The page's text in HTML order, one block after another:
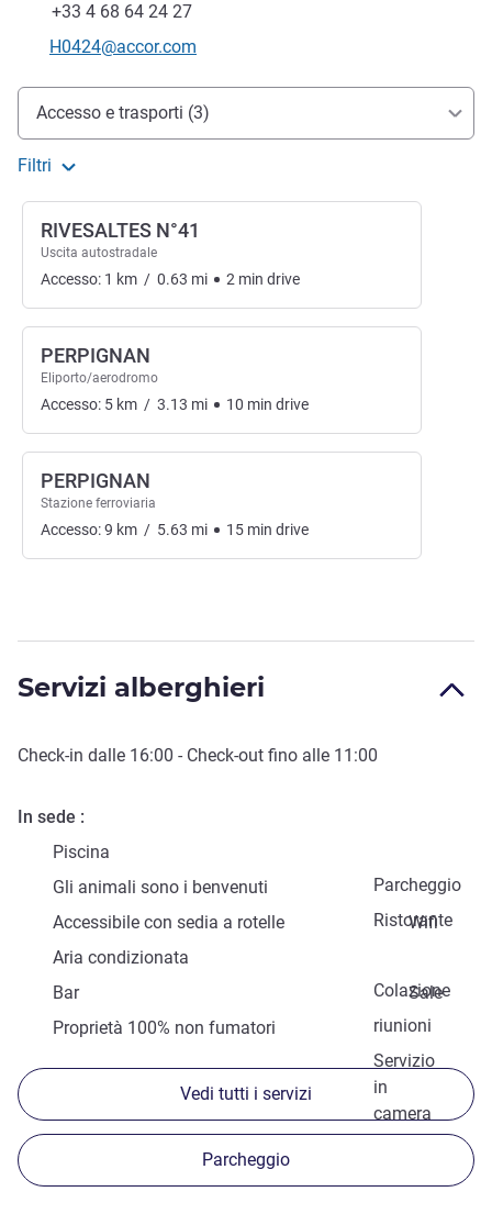
Fax
+33 4 68 64 24 27
E-mail di contatto
H0424@accor.com
Accesso e trasporti
Accesso e trasporti (3)
Filtri
RIVESALTES N°41
Uscita autostradale
Accesso: 1 km / 0.63 mi 2 min drive
PERPIGNAN
Eliporto/aerodromo
Accesso: 5 km / 3.13 mi 10 min drive
PERPIGNAN
Stazione ferroviaria
Accesso:9 km / 5.63 mi 15 min drive
Servizi alberghieri
Check-in dalle 16:00 - Check-out fino alle 11:00
In sede
Piscina
Parcheggio
Gli animali sono i benvenuti
Ristorante
Accessibile con sedia a rotelle
Wifi
Aria condizionata
Colazione
Bar
Sale
riunioni
Proprietà 100% non fumatori
Servizio
in
camera
Vedi tutti i servizi
Parcheggio